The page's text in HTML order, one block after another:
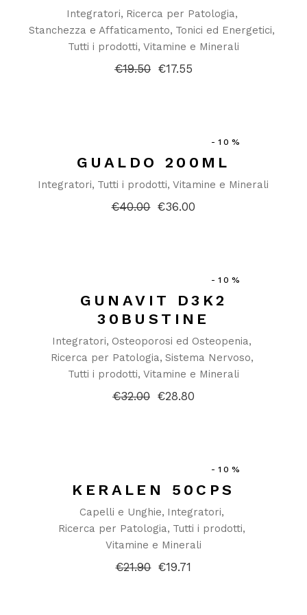
Integratori Ricerca per Patologia
Stanchezza e Affaticamento Tonici ed Energetici
Tutti i prodotti Vitamine e Minerali
€19.50 Il€17.55
Il
-10%
GUALDO 200ML
Integratori Tutti i prodotti Vitamine e Minerali
€40.00 Il€36.00
Il
-10%
GUNAVIT D3K2
30BUSTINE
Integratori Osteoporosi ed Osteopenia
Ricerca per Patologia Sistema Nervoso
Tutti i prodotti Vitamine e Minerali
€32.00 Il€28.80
Il
-10%
KERALEN 50CPS
Capelli e Unghie Integratori
Ricerca per Patologia Tutti i prodotti
Vitamine e Minerali
€21.90 Il€19.71
Il